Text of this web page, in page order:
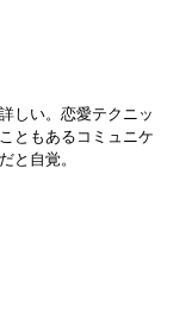
しい。恋愛テクニッ
ともあるコミュニケ
と自覚。